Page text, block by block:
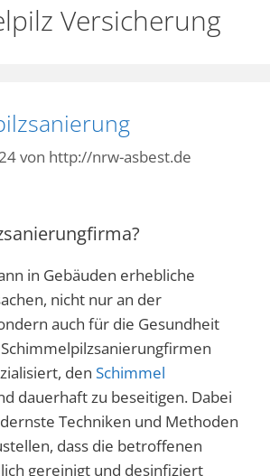
Versicherung
von http://nrw-asbest.de
in Gebäuden erhebliche
nicht nur an der
auch für die Gesundheit
den Schimmel
dauerhaft zu beseitigen. Dabei
Techniken und Methoden
dass die betroffenen
gereinigt und desinfiziert